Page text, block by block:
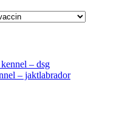
– dsg
– jaktlabrador